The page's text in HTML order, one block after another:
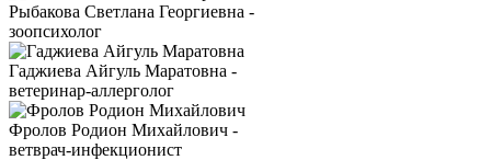
Рыбакова Светлана Георгиевна -
зоопсихолог
Гаджиева Айгуль Маратовна -
ветеринар-аллерголог
Фролов Родион Михайлович -
ветврач-инфекционист